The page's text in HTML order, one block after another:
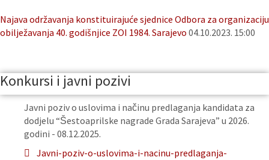
Najava održavanja konstituirajuće sjednice Odbora za organizaciju
obilježavanja 40. godišnjice ZOI 1984. Sarajevo 04.10.2023. 15:00
Konkursi i javni pozivi
Javni poziv o uslovima i načinu predlaganja kandidata za
dodjelu “Šestoaprilske nagrade Grada Sarajeva” u 2026.
godini - 08.12.2025.
Javni-poziv-o-uslovima-i-nacinu-predlaganja-